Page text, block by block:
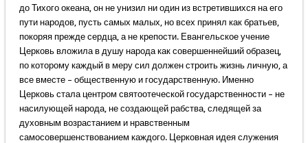
до Тихого океана, он не унизил ни один из встретившихся на его
пути народов, пусть самых малых, но всех принял как братьев,
покоряя прежде сердца, а не крепости. Евангельское учение
Церковь вложила в душу народа как совершеннейший образец,
по которому каждый в меру сил должен строить жизнь личную, а
все вместе – общественную и государственную. Именно
Церковь стала центром святоотеческой государственности – не
насилующей народа, не создающей рабства, следящей за
духовным возрастанием и нравственным
самосовершенствованием каждого. Церковная идея служения